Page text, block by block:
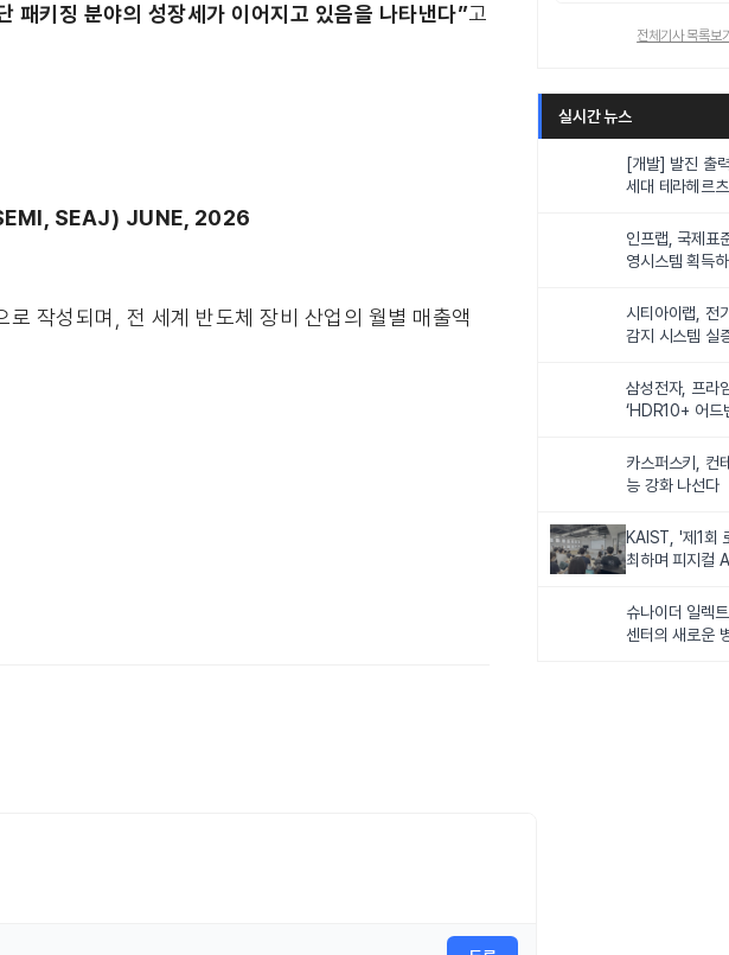
패키징 분야의 성장세가 이어지고 있음을 나타낸다”고
SEMI, SEAJ) JUNE, 2026
작성되며, 전 세계 반도체 장비 산업의 월별 매출액
전체기사 목록보
실시간 뉴스
[개발] 발진 출
세대 테라헤르
인프랩, 국제표
영시스템 획득
시티아이랩, 전
감지 시스템 실
삼성전자, 프라
‘HDR10+ 어드
카스퍼스키, 컨
능 강화 나선다
KAIST, '제1회
최하며 피지컬
슈나이더 일렉
센터의 새로운